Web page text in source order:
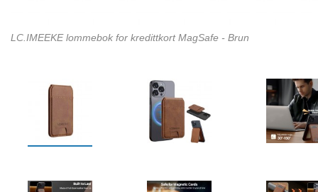
LC.IMEEKE lommebok for kredittkort MagSafe - Brun